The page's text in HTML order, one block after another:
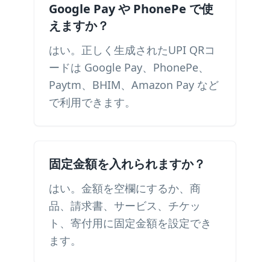
Google Pay や PhonePe で使
えますか？
はい。正しく生成されたUPI QRコ
ードは Google Pay、PhonePe、
Paytm、BHIM、Amazon Pay など
で利用できます。
固定金額を入れられますか？
はい。金額を空欄にするか、商
品、請求書、サービス、チケッ
ト、寄付用に固定金額を設定でき
ます。